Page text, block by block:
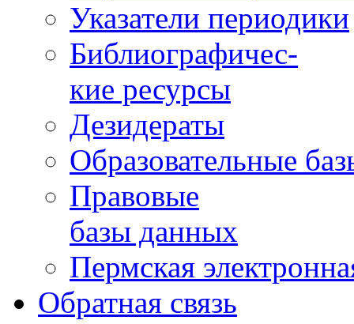
Указатели периодики
Библиографичес-
кие ресурсы
Дезидераты
Образовательные
Правовые
базы данных
Пермская
Обратная связь